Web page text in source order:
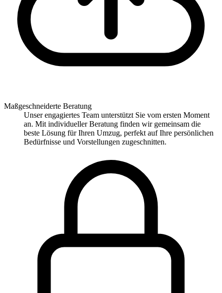
Maßgeschneiderte Beratung
Unser engagiertes Team unterstützt Sie vom ersten Moment
an. Mit individueller Beratung finden wir gemeinsam die
beste Lösung für Ihren Umzug, perfekt auf Ihre persönlichen
Bedürfnisse und Vorstellungen zugeschnitten.